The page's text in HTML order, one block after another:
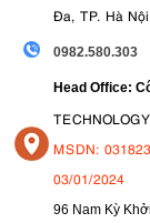
Đa, TP. Hà Nội
0982.580.303
Head Office:
MSDN:
03/01/2024
96 Nam Kỳ